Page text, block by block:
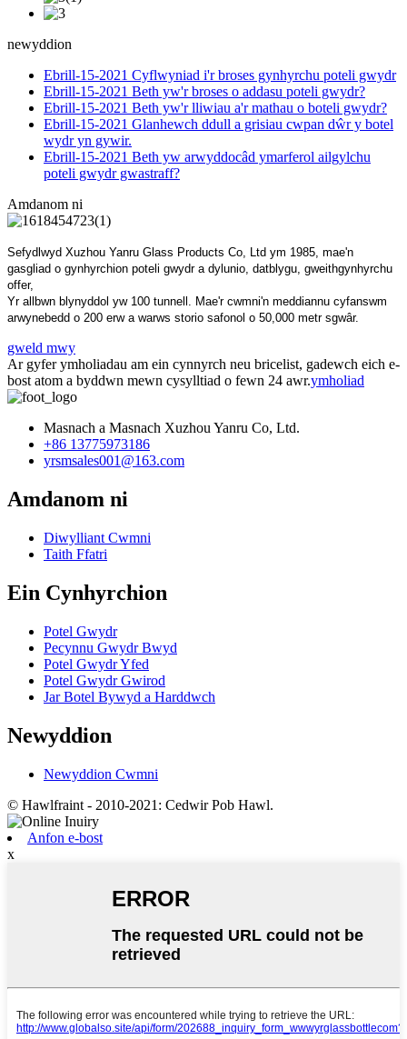
newyddion
Ebrill-15-2021 Cyflwyniad i'r broses gynhyrchu poteli gwydr
Ebrill-15-2021 Beth yw'r broses o addasu poteli gwydr?
Ebrill-15-2021 Beth yw'r lliwiau a'r mathau o boteli gwydr?
Ebrill-15-2021 Glanhewch ddull a grisiau cwpan dŵr y botel
wydr yn gywir.
Ebrill-15-2021 Beth yw arwyddocâd ymarferol ailgylchu
poteli gwydr gwastraff?
Amdanom ni
Sefydlwyd Xuzhou Yanru Glass Products Co, Ltd ym 1985, mae'n
gasgliad o gynhyrchion poteli gwydr a dylunio, datblygu, gweithgynhyrchu
offer,
Yr allbwn blynyddol yw 100 tunnell. Mae'r cwmni'n meddiannu cyfanswm
arwynebedd o 200 erw a warws storio safonol o 50,000 metr sgwâr.
gweld mwy
Ar gyfer ymholiadau am ein cynnyrch neu bricelist, gadewch eich e-
bost atom a byddwn mewn cysylltiad o fewn 24 awr.ymholiad
Masnach a Masnach Xuzhou Yanru Co, Ltd.
+86 13775973186
yrsmsales001@163.com
Amdanom ni
Diwylliant Cwmni
Taith Ffatri
Ein Cynhyrchion
Potel Gwydr
Pecynnu Gwydr Bwyd
Potel Gwydr Yfed
Potel Gwydr Gwirod
Jar Botel Bywyd a Harddwch
Newyddion
Newyddion Cwmni
© Hawlfraint - 2010-2021: Cedwir Pob Hawl.
Anfon e-bost
x